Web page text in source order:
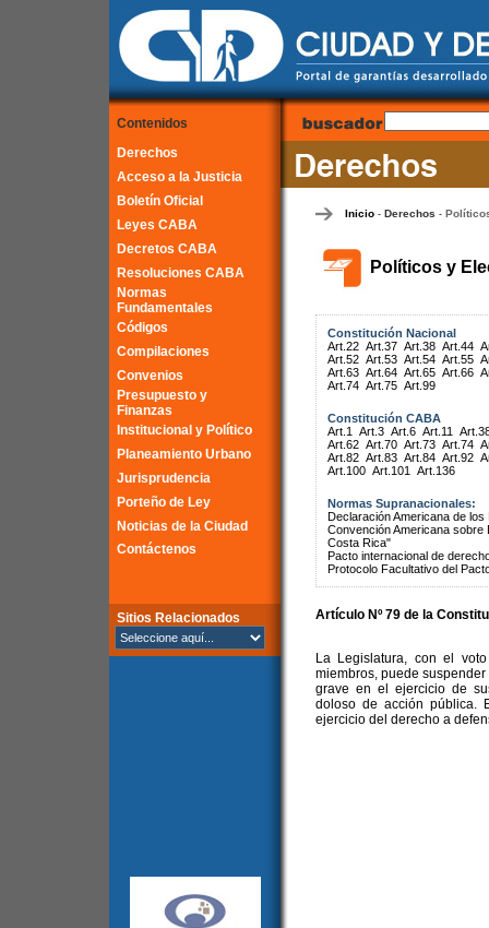
Contenidos
Derechos
Acceso a la Justicia
Boletín Oficial
Leyes CABA
Decretos CABA
Resoluciones CABA
Normas
Fundamentales
Códigos
Compilaciones
Convenios
Presupuesto y
Finanzas
Institucional y Político
Planeamiento Urbano
Jurisprudencia
Porteño de Ley
Noticias de la Ciudad
Contáctenos
Sitios Relacionados
Inicio- Derechos -
Políticos y
Constitución Nacional
Art.22 Art.37 Art.38 Art.44
Art.52 Art.53 Art.54 Art.55
Art.63 Art.64 Art.65 Art.66
Art.74 Art.75 Art.99
Constitución CABA
Art.1
Art.3 Art.6 Art.11
Art.62 Art.70 Art.73 Art.74
Art.82 Art.83 Art.84 Art.92
Art.100 Art.101 Art.136
Normas Supranacionales:
Declaración Americana de
Convención Americana
Costa Rica"
Pacto internacional de
Protocolo Facultativo del
Artículo Nº 79 de la
La Legislatura, con el
miembros, puede
grave en el ejercicio de
doloso de acción pública.
ejercicio del derecho a